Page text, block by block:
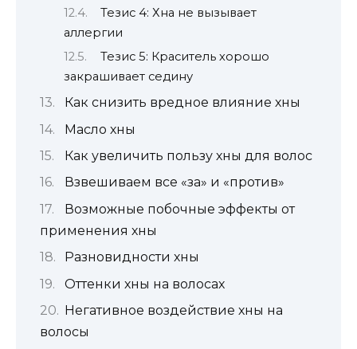
Тезис 4: Хна не вызывает
аллергии
Тезис 5: Краситель хорошо
закрашивает седину
Как снизить вредное влияние хны
Масло хны
Как увеличить пользу хны для волос
Взвешиваем все «за» и «против»
Возможные побочные эффекты от
применения хны
Разновидности хны
Оттенки хны на волосах
Негативное воздействие хны на
волосы